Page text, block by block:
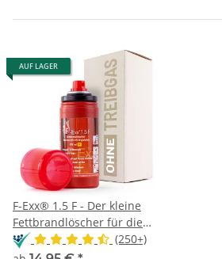
AUF LAGER
F-Exx® 1.5 F - Der kleine
Fettbrandlöscher für die
Küche
(250+)